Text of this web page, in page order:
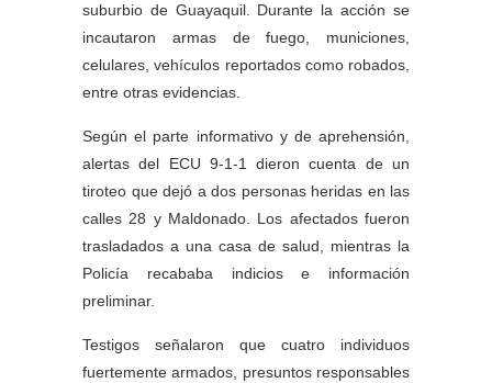
suburbio de Guayaquil. Durante la acción se
incautaron armas de fuego, municiones,
celulares, vehículos reportados como robados,
entre otras evidencias.
Según el parte informativo y de aprehensión,
alertas del ECU 9-1-1 dieron cuenta de un
tiroteo que dejó a dos personas heridas en las
calles 28 y Maldonado. Los afectados fueron
trasladados a una casa de salud, mientras la
Policía recababa indicios e información
preliminar.
Testigos señalaron que cuatro individuos
fuertemente armados, presuntos responsables